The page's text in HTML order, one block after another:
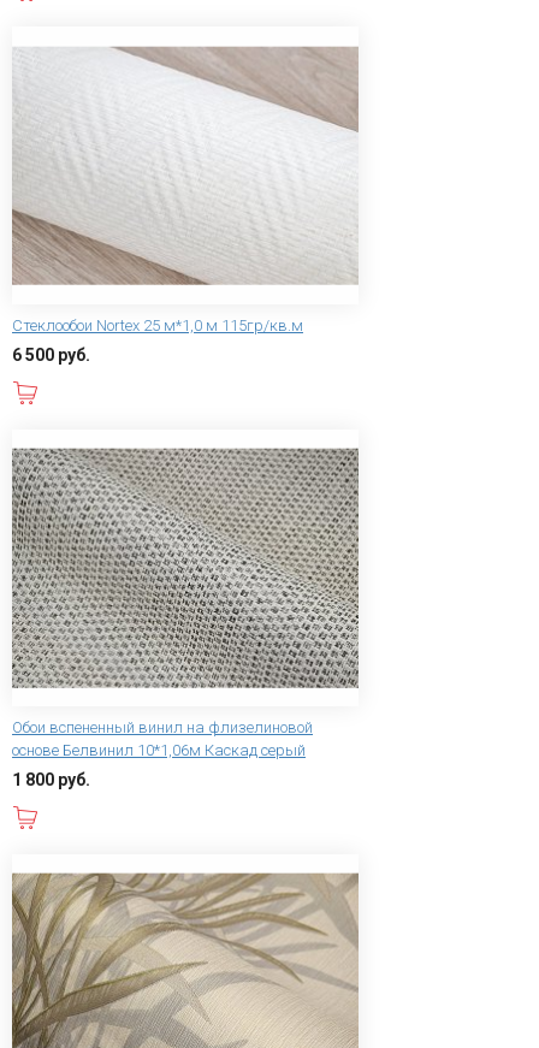
Стеклообои Nortex 25 м*1,0 м 115гр/кв.м
6 500 руб.
Обои вспененный винил на флизелиновой
основе Белвинил 10*1,06м Каскад серый
1 800 руб.